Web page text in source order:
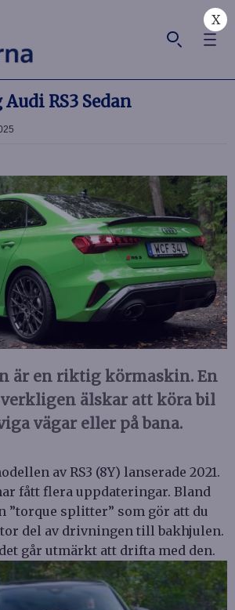
X
RS3 Sedan
är en riktig körmaskin. En
älskar att köra bil
vägar eller på bana.
av RS3 (8Y) lanserade 2021.
fått flera uppdateringar. Bland
”torque splitter” som gör att du
del av drivningen till bakhjulen.
går utmärkt att drifta med den.